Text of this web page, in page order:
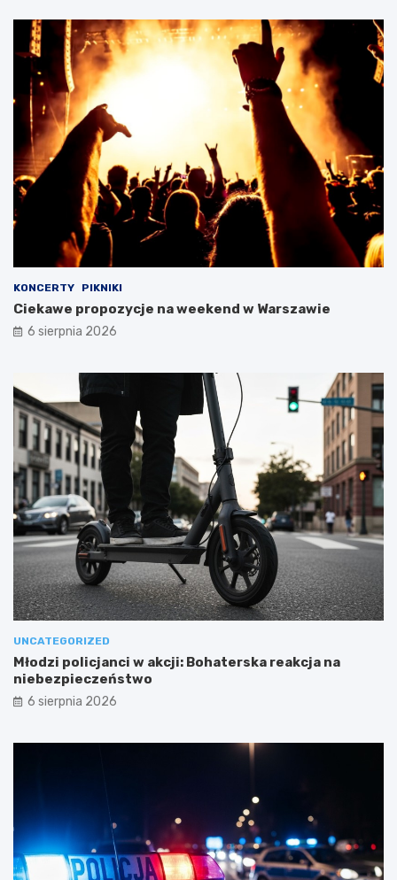
KONCERTY PIKNIKI
Ciekawe propozycje na weekend w Warszawie
6 sierpnia 2026
UNCATEGORIZED
Młodzi policjanci w akcji: Bohaterska reakcja na
niebezpieczeństwo
6 sierpnia 2026